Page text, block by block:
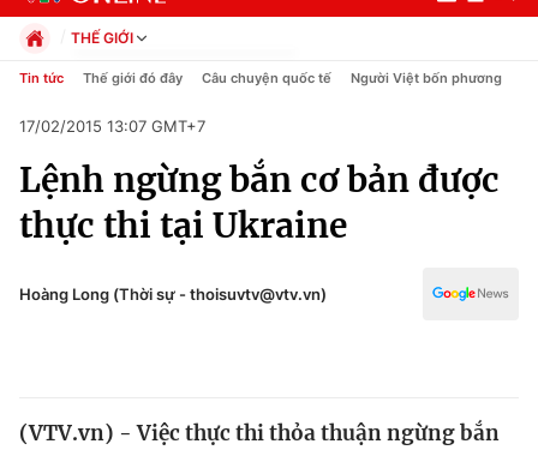
Chuyên mục
Chính trị
Y tế
THẾ GIỚI
Chính trị
Pháp luật
Kinh tế
Thể thao
Truyền hình
Y tế
Tin tức Thế giới đó đây Câu chuyện quốc tế Người Việt bốn phương
17/02/2015 13:07 GMT+7
Lệnh ngừng bắn cơ bản được
thực thi tại Ukraine
Hoàng Long (Thời sự - thoisuvtv@vtv.vn)
(VTV.vn) - Việc thực thi thỏa thuận ngừng bắn